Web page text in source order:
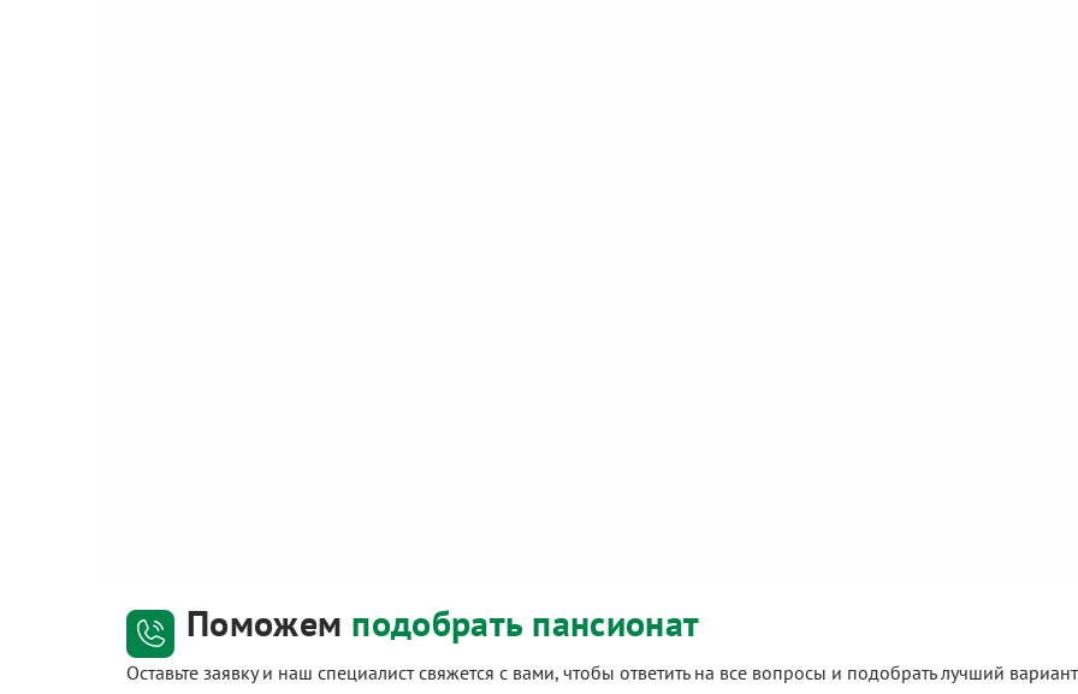
Поможем подобрать пансионат
Оставьте заявку и наш специалист свяжется с вами, чтобы ответить на все вопросы и подобрать лучший